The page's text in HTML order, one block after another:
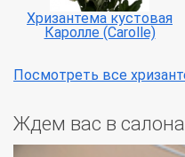
Хризантема кустовая
Каролле (Carolle)
Посмотреть все
Ждем вас в